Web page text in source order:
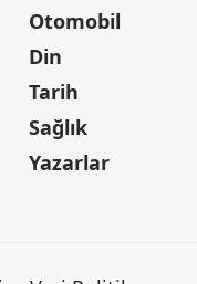
Otomobil
Din
Tarih
Sağlık
Yazarlar